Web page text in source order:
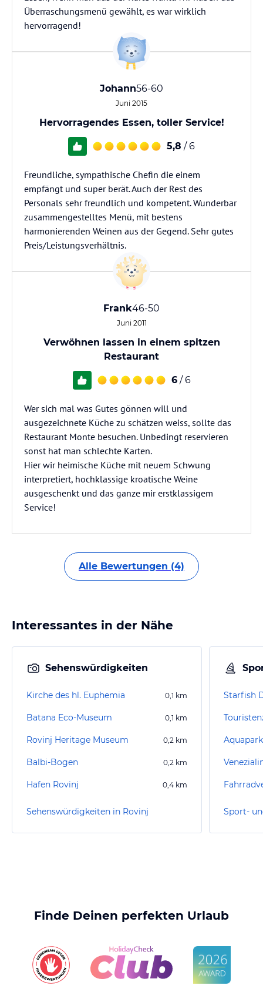
Überraschungsmenü gewählt, es war wirklich
hervorragend!
Johann56-60
Juni 2015
Hervorragendes Essen, toller Service!
5,8 / 6
Freundliche, sympathische Chefin die einem
empfängt und super berät. Auch der Rest des
Personals sehr freundlich und kompetent. Wunderbar
zusammengestelltes Menü, mit bestens
harmonierenden Weinen aus der Gegend. Sehr gutes
Preis/Leistungsverhältnis.
Frank46-50
Juni 2011
Verwöhnen lassen in einem spitzen
Restaurant
6 / 6
Wer sich mal was Gutes gönnen will und
ausgezeichnete Küche zu schätzen weiss, sollte das
Restaurant Monte besuchen. Unbedingt reservieren
sonst hat man schlechte Karten.
Hier wir heimische Küche mit neuem Schwung
interpretiert, hochklassige kroatische Weine
ausgeschenkt und das ganze mir erstklassigem
Service!
Alle Bewertungen (4)
Interessantes in der Nähe
Sehenswürdigkeiten
Kirche des hl. Euphemia 0,1 km
Batana Eco-Museum 0,1 km
Rovinj Heritage Museum 0,2 km
Balbi-Bogen 0,2 km
Hafen Rovinj 0,4 km
Sehenswürdigkeiten in Rovinj
Starfish
Sport-
Finde Deinen perfekten Urlaub